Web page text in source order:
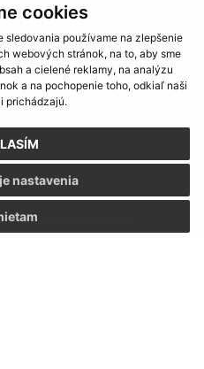
cookies
používame na zlepšenie
webových stránok, na to, aby sme
a cielené reklamy, na analýzu
a na pochopenie toho, odkiaľ naši
prichádzajú.
nastavenia